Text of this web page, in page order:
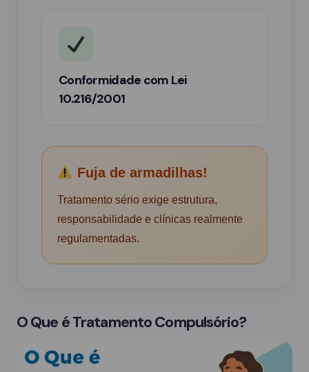
Conformidade com Lei
10.216/2001
Fuja de armadilhas!
Tratamento sério exige estrutura,
responsabilidade e clínicas realmente
regulamentadas.
O Que é Tratamento Compulsório?